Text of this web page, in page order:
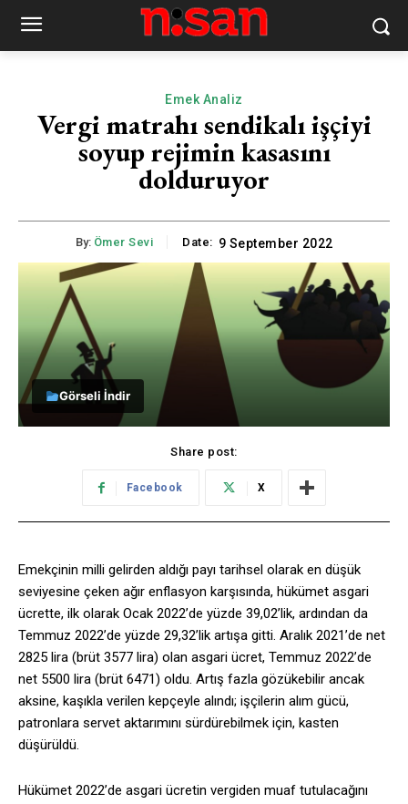
Emek Analiz
Vergi matrahı sendikalı işçiyi
soyup rejimin kasasını
dolduruyor
By: Ömer Sevi Date: 9 September 2022
Görseli İndir
Share post:
Facebook X
Emekçinin milli gelirden aldığı payı tarihsel olarak en düşük
seviyesine çeken ağır enflasyon karşısında, hükümet asgari
ücrette, ilk olarak Ocak 2022’de yüzde 39,02’lik, ardından da
Temmuz 2022’de yüzde 29,32’lik artışa gitti. Aralık 2021’de net
2825 lira (brüt 3577 lira) olan asgari ücret, Temmuz 2022’de
net 5500 lira (brüt 6471) oldu. Artış fazla gözükebilir ancak
aksine, kaşıkla verilen kepçeyle alındı; işçilerin alım gücü,
patronlara servet aktarımını sürdürebilmek için, kasten
düşürüldü.
Hükümet 2022’de asgari ücretin vergiden muaf tutulacağını